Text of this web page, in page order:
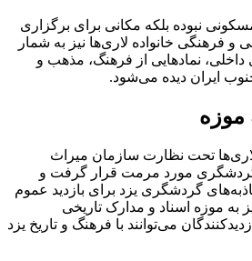
نبوده بلکه مکانی برای برگزاری
و فرهنگی خانواده لاری‌ها نیز به شمار
نمادهایی از فرهنگ، مذهب و
ایران دیده می‌شود.
موزه
تحت نظارت سازمان میراث
مورد مرمت قرار گرفت و
گردشگری یزد برای بازدید عموم
به موزه اسناد و مدارک تاریخی
می‌توانند با فرهنگ و تاریخ یزد